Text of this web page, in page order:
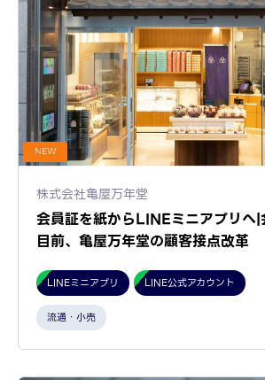
NEW
株式会社亀屋万年堂
会員証を紙からLINEミニアプリへ
目前、亀屋万年堂の顧客接点改革
LINEミニアプリ LINE公式アカウント
流通・小売